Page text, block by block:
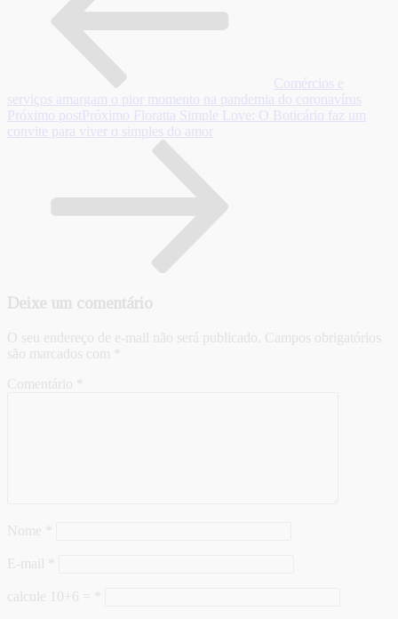
Comércios e
serviços amargam o pior momento na pandemia do coronavírus
Próximo post Próximo Floratta Simple Love: O Boticário faz um
convite para viver o simples do amor
Deixe um comentário
O seu endereço de e-mail não será publicado. Campos obrigatórios
são marcados com
Comentário
Nome
E-mail
calcule 10+6 =